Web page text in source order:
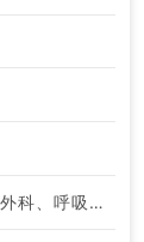
神経内科、整形外科、脳神経外科、呼吸器外科、心臓血管外科、一般内科、循環器内科、呼吸器内科、消化器内科、内分泌・代謝内科、腎臓内科